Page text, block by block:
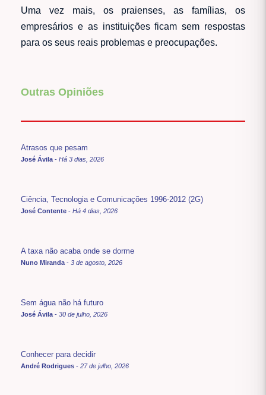
Uma vez mais, os praienses, as famílias, os
empresários e as instituições ficam sem respostas
para os seus reais problemas e preocupações.
Outras Opiniões
Atrasos que pesam
José Ávila - Há 3 dias, 2026
Ciência, Tecnologia e Comunicações 1996-2012 (2G)
José Contente - Há 4 dias, 2026
A taxa não acaba onde se dorme
Nuno Miranda - 3 de agosto, 2026
Sem água não há futuro
José Ávila - 30 de julho, 2026
Conhecer para decidir
André Rodrigues - 27 de julho, 2026